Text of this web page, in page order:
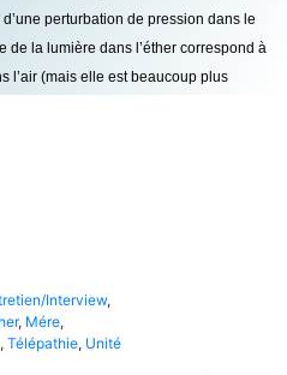
perturbation de pression dans le
de la lumière dans l’éther correspond à
l’air (mais elle est beaucoup plus
Interview,
, Mére,
, Télépathie, Unité